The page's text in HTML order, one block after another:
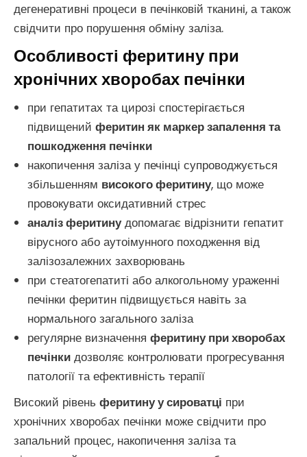
дегенеративні процеси в печінковій тканині, а також
свідчити про порушення обміну заліза.
Особливості феритину при
хронічних хворобах печінки
при гепатитах та цирозі спостерігається
підвищений феритин як маркер запалення та
пошкодження печінки
накопичення заліза у печінці супроводжується
збільшенням високого феритину, що може
провокувати оксидативний стрес
аналіз феритинудопомагає відрізнити гепатит
вірусного або аутоімунного походження від
залізозалежних захворювань
при стеатогепатиті або алкогольному ураженні
печінки феритин підвищується навіть за
нормального загального заліза
регулярне визначення феритину при хворобах
печінки дозволяє контролювати прогресування
патології та ефективність терапії
Високий рівень феритину у сироватці при
хронічних хворобах печінки може свідчити про
запальний процес, накопичення заліза та